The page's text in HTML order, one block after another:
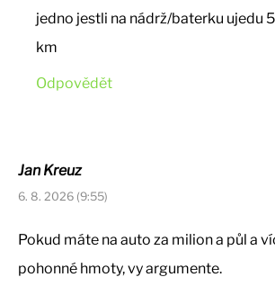
jedno jestli na nádrž/baterku ujedu
km
Odpovědět
Jan Kreuz
6. 8. 2026 (9:55)
Pokud máte na auto za milion a půl a
pohonné hmoty, vy argumente.